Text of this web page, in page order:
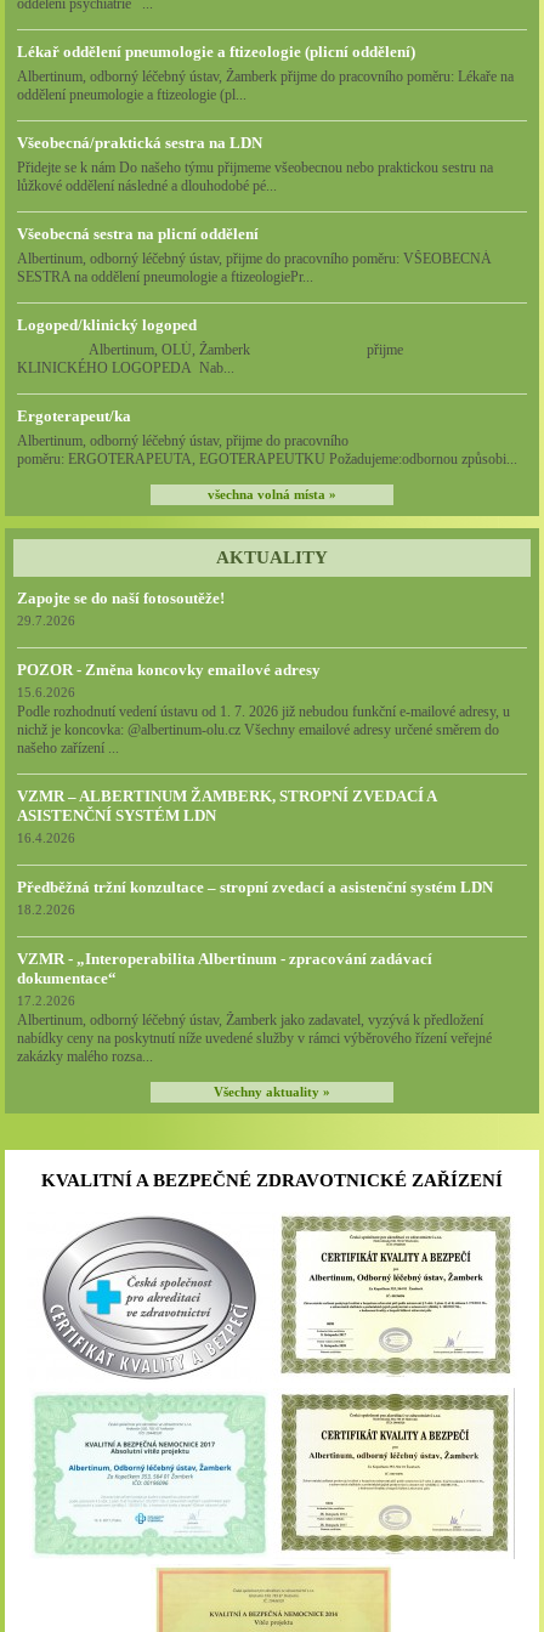
oddělení psychiatrie ...
Lékař oddělení pneumologie a ftizeologie (plicní oddělení)
Albertinum, odborný léčebný ústav, Žamberk přijme do pracovního poměru: Lékaře na
oddělení pneumologie a ftizeologie (pl...
Všeobecná/praktická sestra na LDN
Přidejte se k nám Do našeho týmu přijmeme všeobecnou nebo praktickou sestru na
lůžkové oddělení následné a dlouhodobé pé...
Všeobecná sestra na plicní oddělení
Albertinum, odborný léčebný ústav, přijme do pracovního poměru: VŠEOBECNÁ
SESTRA na oddělení pneumologie a ftizeologiePr...
Logoped/klinický logoped
Albertinum, OLÚ, Žamberk přijme
KLINICKÉHO LOGOPEDA Nab...
Ergoterapeut/ka
Albertinum, odborný léčebný ústav, přijme do pracovního
poměru: ERGOTERAPEUTA, EGOTERAPEUTKU Požadujeme:odbornou způsobi...
všechna volná místa »
AKTUALITY
Zapojte se do naší fotosoutěže!
29.7.2026
POZOR - Změna koncovky emailové adresy
15.6.2026
Podle rozhodnutí vedení ústavu od 1. 7. 2026 již nebudou funkční e-mailové adresy, u
nichž je koncovka: @albertinum-olu.cz Všechny emailové adresy určené směrem do
našeho zařízení ...
VZMR – ALBERTINUM ŽAMBERK, STROPNÍ ZVEDACÍ A
ASISTENČNÍ SYSTÉM LDN
16.4.2026
Předběžná tržní konzultace – stropní zvedací a asistenční systém LDN
18.2.2026
VZMR - „Interoperabilita Albertinum - zpracování zadávací
dokumentace“
17.2.2026
Albertinum, odborný léčebný ústav, Žamberk jako zadavatel, vyzývá k předložení
nabídky ceny na poskytnutí níže uvedené služby v rámci výběrového řízení veřejné
zakázky malého rozsa...
Všechny aktuality »
KVALITNÍ A BEZPEČNÉ ZDRAVOTNICKÉ ZAŘÍZENÍ